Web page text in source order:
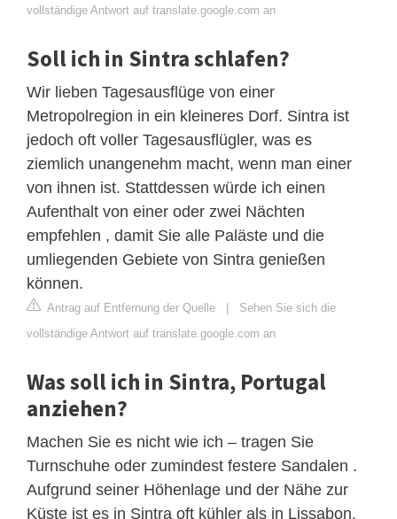
vollständige Antwort auf translate.google.com an
Soll ich in Sintra schlafen?
Wir lieben Tagesausflüge von einer
Metropolregion in ein kleineres Dorf. Sintra ist
jedoch oft voller Tagesausflügler, was es
ziemlich unangenehm macht, wenn man einer
von ihnen ist. Stattdessen würde ich einen
Aufenthalt von einer oder zwei Nächten
empfehlen , damit Sie alle Paläste und die
umliegenden Gebiete von Sintra genießen
können.
Antrag auf Entfernung der Quelle | Sehen Sie sich die
vollständige Antwort auf translate.google.com an
Was soll ich in Sintra, Portugal
anziehen?
Machen Sie es nicht wie ich – tragen Sie
Turnschuhe oder zumindest festere Sandalen .
Aufgrund seiner Höhenlage und der Nähe zur
Küste ist es in Sintra oft kühler als in Lissabon,